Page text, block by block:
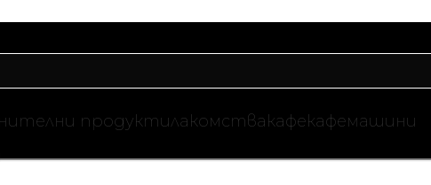
продуктилакомствакафекафемашини